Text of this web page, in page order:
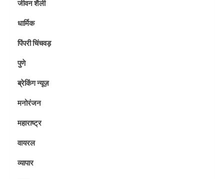
जीवन शैली
धार्मिक
पिंपरी चिंचवड़
पुणे
ब्रेकिंग न्यूज़
मनोरंजन
महाराष्ट्र
वायरल
व्यापार